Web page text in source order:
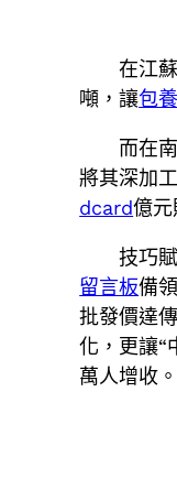
在江
噸，讓包
而在
將其深加
dcard億元
技巧
留言板備
批發價達
化，更讓“
萬人增收。